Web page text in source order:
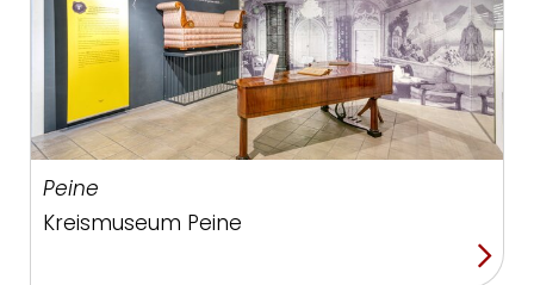
Peine
Kreismuseum Peine